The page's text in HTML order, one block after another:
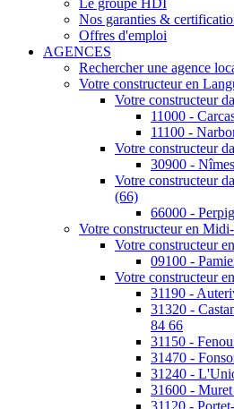
Le groupe HDI
Nos garanties &
Offres d'emploi
AGENCES
Rechercher une agence
Votre constructeur en
Votre constructeur
11000 -
11100 -
Votre constructeur
30900 -
Votre constructeur
(66)
66000 -
Votre constructeur en
Votre constructeur
09100 -
Votre constructeur
31190 -
31320 -
84 66
31150 -
31470 -
31240 -
31600 -
31120 -